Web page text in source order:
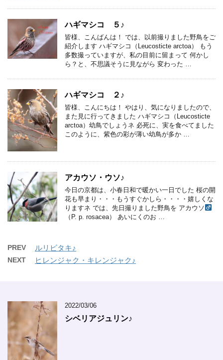
ハギマシコ ５♪
皆様、こんばんは！ では、以前撮りました野鳥をご
紹介します ハギマシコ（Leucosticte arctoa） もう
多数撮っていますが、私の目前に留まって 何かし
ら？と、不思議そうに見ながら 変わった …
ハギマシコ ２♪
皆様、こんにちは！ やはり、気になりましたので、
また見に行ってきました ハギマシコ（Leucosticte
arctoa）幼鳥でしょうネ 必死に、実を食べてました
このように、紫色の彩が薄い幼鳥が多か …
アカウソ・ウソ♪
今日の京都は、小春日和で暖かい一日でした 桜の開
花も早まり・・・もうすぐかしら・・・・嬉しくな
りますネ では、先日撮りました野鳥を アカウソ
（P. p. rosacea） あいにくのお …
PREV ルリビタキ♪
NEXT ヒレンジャク・キレンジャク♪
2022/03/06
シベリアジュリン♪